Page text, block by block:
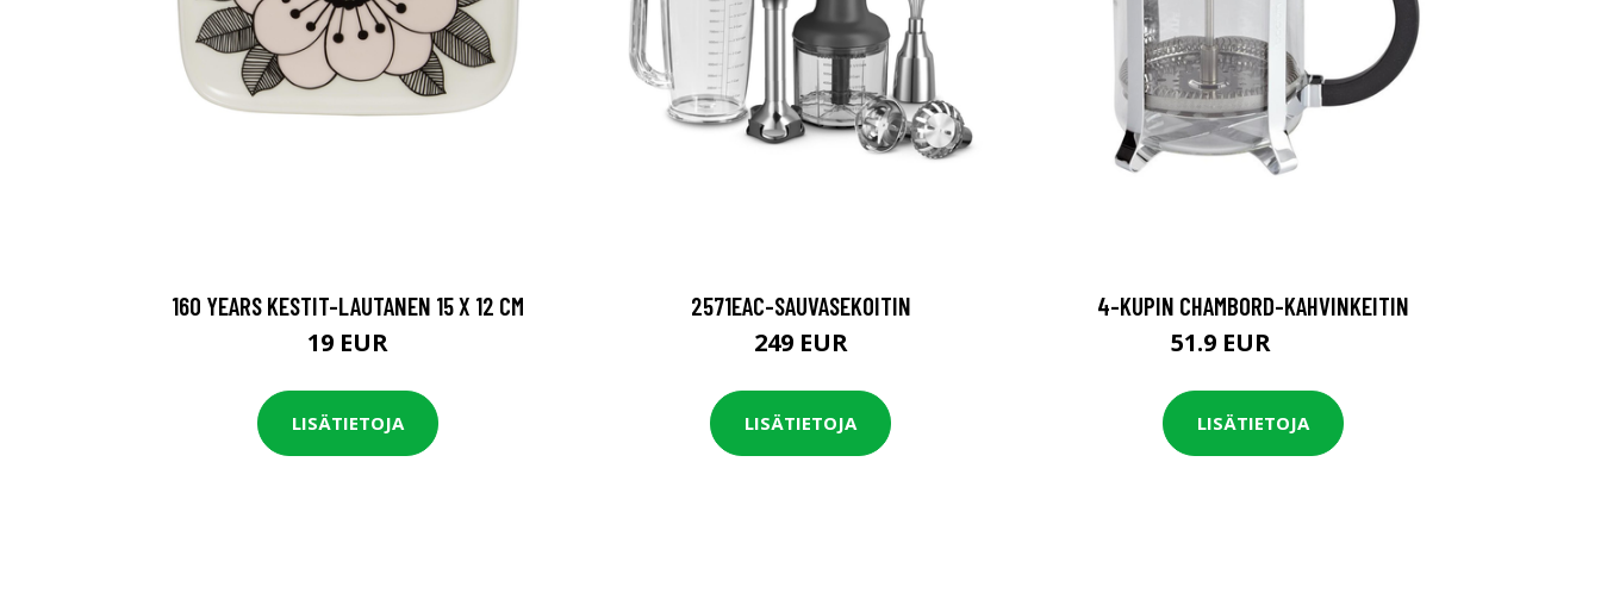
160 YEARS KESTIT-LAUTANEN 15 X 12 CM
19 EUR
LISÄTIETOJA
2571EAC-SAUVASEKOITIN
249 EUR
LISÄTIETOJA
4-KUPIN CHAMBORD-KAHVINKEITIN
51.9 EUR
LISÄTIETOJA